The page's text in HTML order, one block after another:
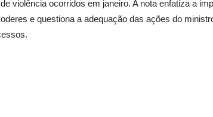
violência ocorridos em janeiro. A nota enfatiza a
e questiona a adequação das ações do